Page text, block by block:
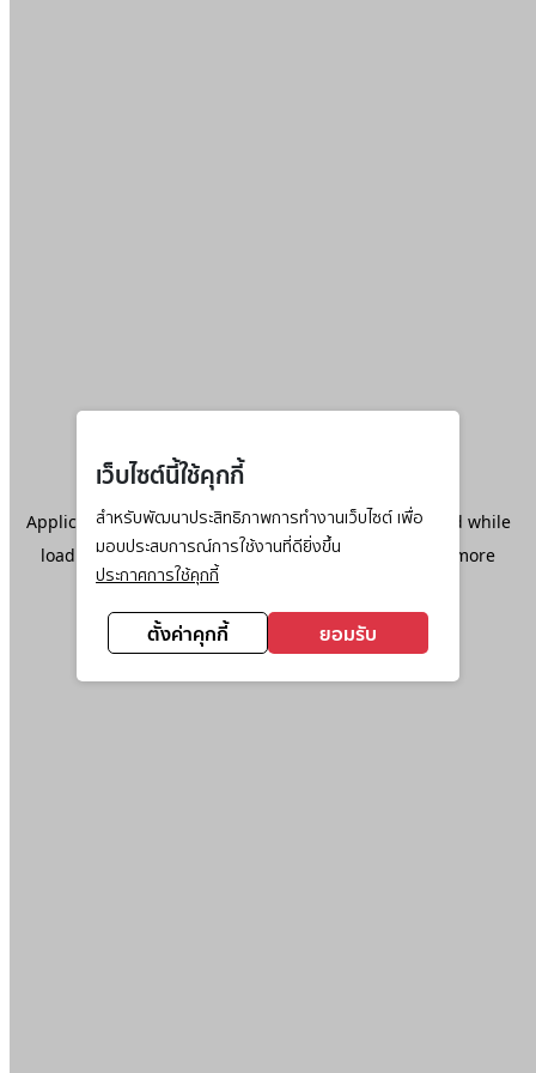
เว็บไซต์นี้ใช้คุกกี้
สำหรับพัฒนาประสิทธิภาพการทำงานเว็บไซต์ เพื่อ
มอบประสบการณ์การใช้งานที่ดียิ่งขึ้น
ประกาศการใช้คุกกี้
ตั้งค่าคุกกี้ ยอมรับ
Application error: aclient-side exception has occurred while
loadingwww.ktc.co.th(see the browser console
for more
information).